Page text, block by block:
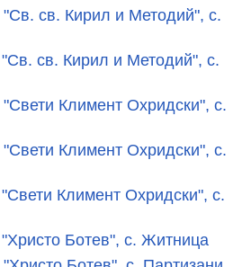
св. Кирил и Методий", с.
св. Кирил и Методий", с.
Климент Охридски", с.
Климент Охридски", с.
Климент Охридски", с.
Ботев", с. Житница